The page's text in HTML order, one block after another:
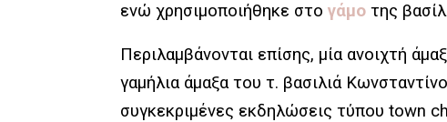
ενώ χρησιμοποιήθηκε στο γάμο της
Περιλαμβάνονται επίσης, μία ανοιχτή
γαμήλια άμαξα του τ. βασιλιά
συγκεκριμένες εκδηλώσεις τύπου town